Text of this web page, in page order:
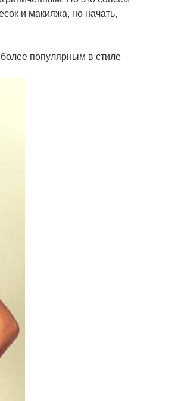
и макияжа, но начать,
популярным в стиле